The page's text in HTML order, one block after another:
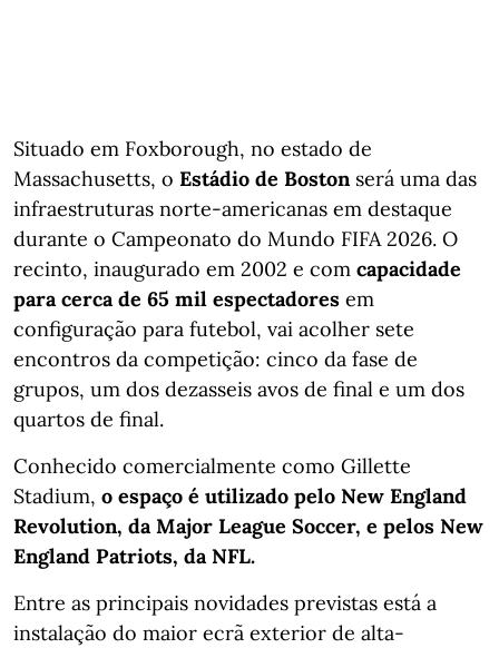
Situado em Foxborough, no estado de
Massachusetts, o Estádio de Boston será uma das
infraestruturas norte-americanas em destaque
durante o Campeonato do Mundo FIFA 2026. O
recinto, inaugurado em 2002 e com capacidade
para cerca de 65 mil espectadores em
configuração para futebol, vai acolher sete
encontros da competição: cinco da fase de
grupos, um dos dezasseis avos de final e um dos
quartos de final.
Conhecido comercialmente como Gillette
Stadium, o espaço é utilizado pelo New England
Revolution, da Major League Soccer, e pelos New
England Patriots, da NFL.
Entre as principais novidades previstas está a
instalação do maior ecrã exterior de alta-